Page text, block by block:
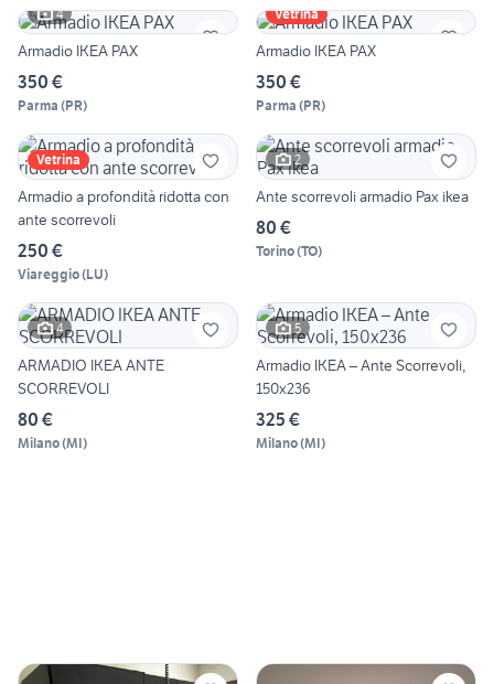
4
Armadio IKEA PAX
350 €
Parma (PR)
Vetrina
Armadio IKEA PAX
350 €
Parma (PR)
Vetrina
Armadio a profondità ridotta con
ante scorrevoli
250 €
Viareggio(LU)
2
Ante scorrevoli armadio Pax ikea
80 €
Torino(TO)
4
ARMADIO IKEA ANTE
SCORREVOLI
80 €
Milano(MI)
5
Armadio IKEA – Ante Scorrevoli,
150x236
325 €
Milano(MI)